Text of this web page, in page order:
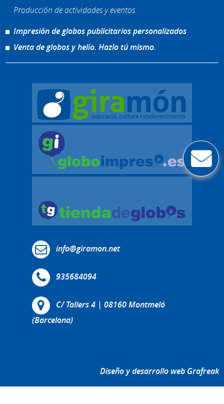
Producción de actividades y eventos
Impresión de globos publicitarios personalizados
Venta de globos y helio. Hazlo tú mismo.
info@giramon.net
935684094
C/ Tallers 4 | 08160 Montmeló
(Barcelona)
Diseño y desarrollo web Grafreak